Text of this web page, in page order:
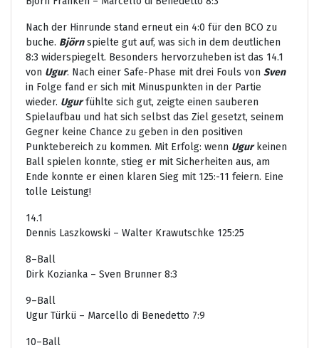
Nach der Hinrunde stand erneut ein 4:0 für den BCO zu
buche. Björn spielte gut auf, was sich in dem deutlichen
8:3 widerspiegelt. Besonders hervorzuheben ist das 14.1
von Ugur. Nach einer Safe-Phase mit drei Fouls von Sven
in Folge fand er sich mit Minuspunkten in der Partie
wieder. Ugurfühlte sich gut, zeigte einen sauberen
Spielaufbau und hat sich selbst das Ziel gesetzt, seinem
Gegner keine Chance zu geben in den positiven
Punktebereich zu kommen. Mit Erfolg: wenn Ugurkeinen
Ball spielen konnte, stieg er mit Sicherheiten aus, am
Ende konnte er einen klaren Sieg mit 125:-11 feiern. Eine
tolle Leistung!
14.1
Dennis Laszkowski – Walter Krawutschke 125:25
8–Ball
Dirk Kozianka – Sven Brunner 8:3
9–Ball
Ugur Türkü – Marcello di Benedetto 7:9
10–Ball